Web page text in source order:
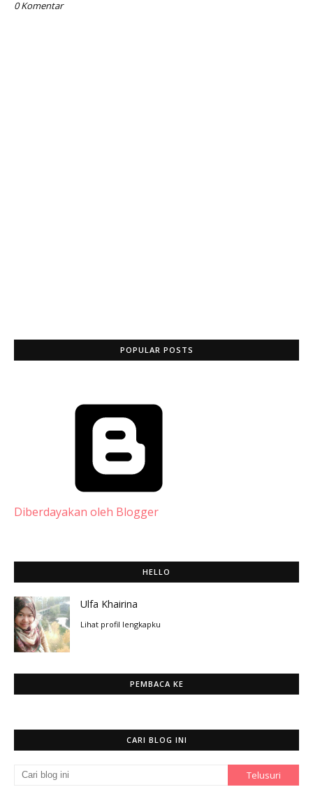
0 Komentar
POPULAR POSTS
Diberdayakan oleh Blogger
HELLO
Ulfa Khairina
Lihat profil lengkapku
PEMBACA KE
CARI BLOG INI